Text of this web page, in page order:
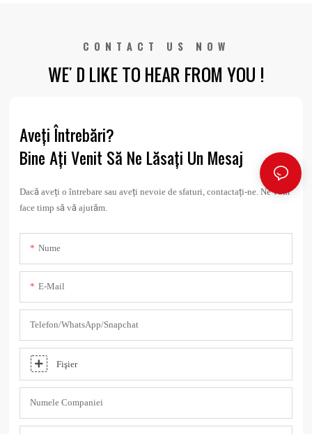
CONTACT US NOW
WE' D LIKE TO HEAR FROM YOU !
Aveți Întrebări?
Bine Ați Venit Să Ne Lăsați Un Mesaj
Dacă aveți o întrebare sau aveți nevoie de sfaturi, contactați-ne. Ne vom
face timp să vă ajutăm.
Nume
E-Mail
Telefon/WhatsApp/Snapchat
Fişier
Numele Companiei